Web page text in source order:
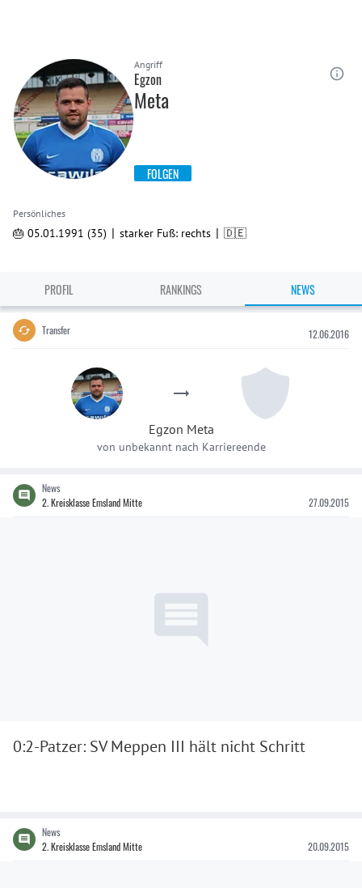
Angriff
Egzon
Meta
FOLGEN
Persönliches
🎂 05.01.1991 (35) | starker Fuß: rechts | 🇩🇪
PROFIL RANKINGS NEWS
Transfer 12.06.2016
Egzon Meta
von unbekannt nach Karriereende
News
2. Kreisklasse Emsland Mitte
27.09.2015
0:2-Patzer: SV Meppen III hält nicht Schritt
News
2. Kreisklasse Emsland Mitte
20.09.2015